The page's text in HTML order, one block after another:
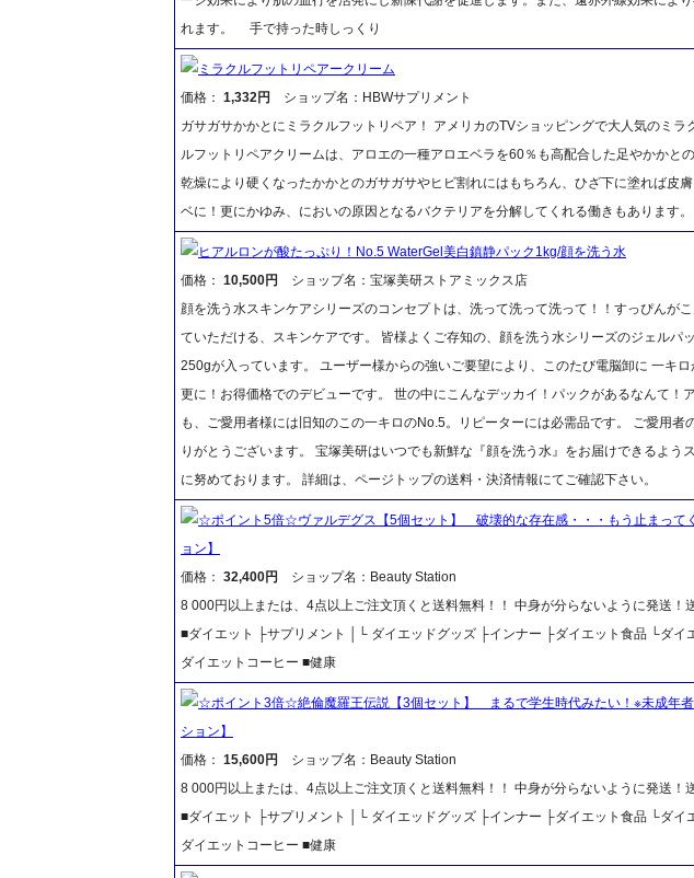
れます。 手で持った時しっくり
ミラクルフットリペアークリーム
価格： 1,332円
ショップ名：HBWサプリメント
ガサガサかかとにミラクルフットリペア！ アメリカのTVショッピングで大人気のミラ
ルフットリペアクリームは、アロエの一種アロエベラを60％も高配合した足やかかと
乾燥により硬くなったかかとのガサガサやヒビ割れにはもちろん、ひざ下に塗れば皮
ベに！更にかゆみ、においの原因となるバクテリアを分解してくれる働きもあります。
ヒアルロンが酸たっぷり！No.5 WaterGel美白鎮静パック1kg/顔を洗う水
価格： 10,500円
ショップ名：宝塚美研ストアミックス店
顔を洗う水スキンケアシリーズのコンセプトは、洗って洗って洗って！！すっぴんが
ていただける、スキンケアです。 皆様よくご存知の、顔を洗う水シリーズのジェルパ
250gが入っています。 ユーザー様からの強いご要望により、このたび電脳卸に 一キ
更に！お得価格でのデビューです。 世の中にこんなデッカイ！パックがあるなんて！
も、ご愛用者様には旧知のこの一キロのNo.5。リピーターには必需品です。 ご愛用者
りがとうございます。 宝塚美研はいつでも新鮮な『顔を洗う水』をお届けできるよう
に努めております。 詳細は、ページトップの送料・決済情報にてご確認下さい。
☆ポイント5倍☆ヴァルデグス【5個セット】 破壊的な存在感・・・もう止まって
ョン】
価格： 32,400円
ショップ名：Beauty Station
8 000円以上または、4点以上ご注文頂くと送料無料！！ 中身が分らないように発送！
■ダイエット ├サプリメント │└ ダイエッドグッズ ├インナー ├ダイエット食品 └
ダイエットコーヒー ■健康
☆ポイント3倍☆絶倫魔羅王伝説【3個セット】 まるで学生時代みたい！※未成年
ション】
価格： 15,600円
ショップ名：Beauty Station
8 000円以上または、4点以上ご注文頂くと送料無料！！ 中身が分らないように発送！
■ダイエット ├サプリメント │└ ダイエッドグッズ ├インナー ├ダイエット食品 └
ダイエットコーヒー ■健康